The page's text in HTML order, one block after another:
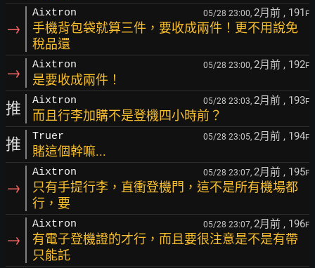
→
Aixtron 05/28 23:00, 2月前 , 191 F
手機背包袋就算三件，要收成兩件！更不用說免
稅品還
→ Aixtron 05/28 23:00, 2月前 , 192F
是要收成兩件！
推 Aixtron 05/28 23:03, 2月前 , 193F
而且行李加購不是登機四小時前？
推 Truer 05/28 23:05, 2月前 , 194F
賭這個幹嘛...
→
Aixtron 05/28 23:07, 2月前 , 195F
只有手提行李，直衝登機門，這不是所有機場都
行，要
→
Aixtron 05/28 23:07, 2月前 , 196F
有電子登機證的才行，而且要很注意是不是有帶
只能託